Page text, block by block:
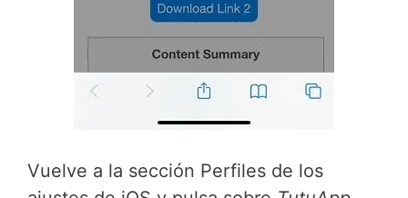
Vuelve a la sección Perfiles de los